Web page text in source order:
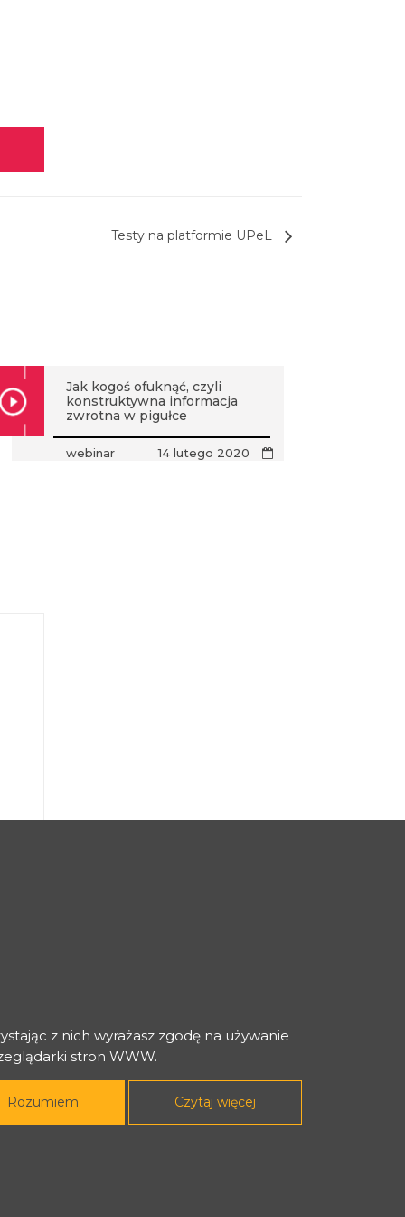
Testy na platformie UPeL
Jak kogoś ofuknąć, czyli
konstruktywna informacja
zwrotna w pigułce
webinar 14 lutego 2020
z nich wyrażasz zgodę na używanie
stron WWW.
Rozumiem Czytaj więcej